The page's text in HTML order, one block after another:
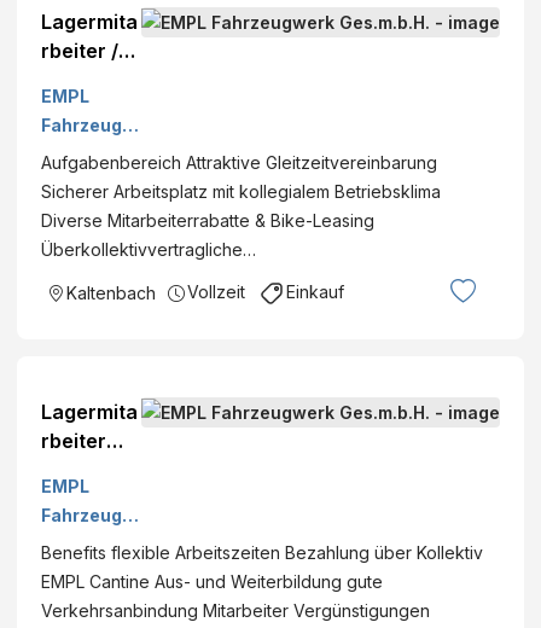
Lagermita
rbeiter /
hrer
(m/w/d) -
Team
EMPL
EMPL
Fahrzeugw
erk
Ges.m.b.H.
Aufgabenbereich Attraktive Gleitzeitvereinbarung
Sicherer Arbeitsplatz mit kollegialem Betriebsklima
Diverse Mitarbeiterrabatte & Bike-Leasing
Überkollektivvertragliche…
Kaltenbach Vollzeit Einkauf
Lagermita
rbeiter
Team
EMPL
EMPL
Fahrzeugw
erk
Ges.m.b.H.
Benefits flexible Arbeitszeiten Bezahlung über Kollektiv
EMPL Cantine Aus- und Weiterbildung gute
Verkehrsanbindung Mitarbeiter Vergünstigungen